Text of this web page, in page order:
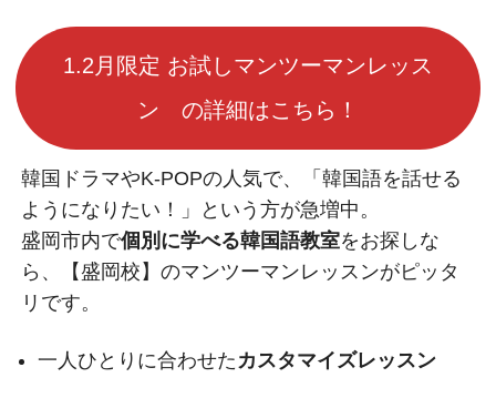
1.2月限定 お試しマンツーマンレッス
ン の詳細はこちら！
韓国ドラマやK-POPの人気で、「韓国語を話せる
ようになりたい！」という方が急増中。
盛岡市内で個別に学べる韓国語教室をお探しな
ら、【盛岡校】のマンツーマンレッスンがピッタ
リです。
一人ひとりに合わせた カスタマイズレッスン